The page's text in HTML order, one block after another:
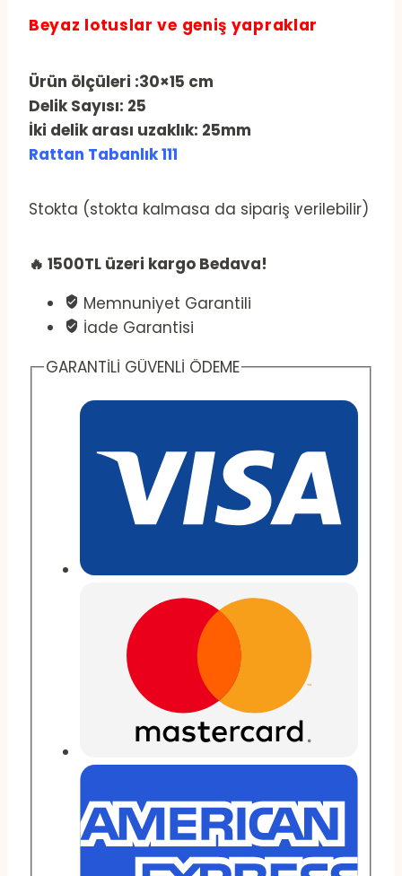
Beyaz lotuslar ve geniş yapraklar
Ürün ölçüleri :30×15 cm
Delik Sayısı: 25
İki delik arası uzaklık: 25mm
Rattan Tabanlık 111
Stokta (stokta kalmasa da sipariş verilebilir)
🔥 1500TL üzeri kargo Bedava!
Memnuniyet Garantili
İade Garantisi
GARANTİLİ GÜVENLİ ÖDEME